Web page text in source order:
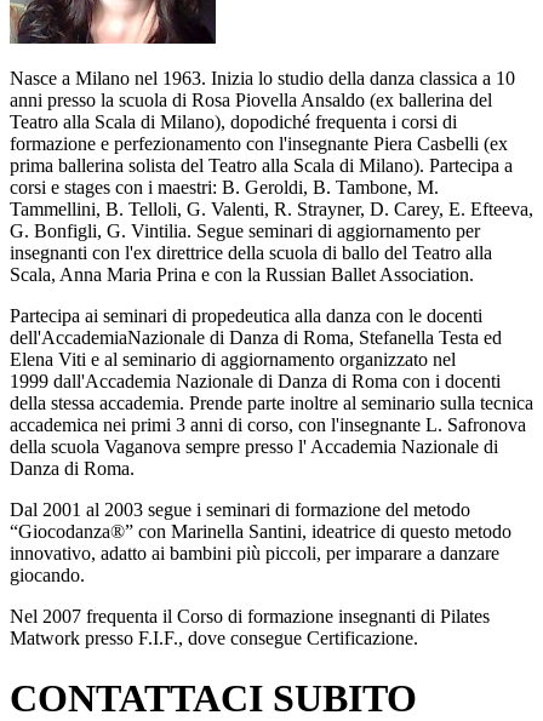
Nasce a Milano nel 1963. Inizia lo studio della danza classica a 10
anni presso la scuola di Rosa Piovella Ansaldo (ex ballerina del
Teatro alla Scala di Milano), dopodiché frequenta i corsi di
formazione e perfezionamento con l'insegnante Piera Casbelli (ex
prima ballerina solista del Teatro alla Scala di Milano). Partecipa a
corsi e stages con i maestri: B. Geroldi, B. Tambone, M.
Tammellini, B. Telloli, G. Valenti, R. Strayner, D. Carey, E. Efteeva,
G. Bonfigli, G. Vintilia. Segue seminari di aggiornamento per
insegnanti con l'ex direttrice della scuola di ballo del Teatro alla
Scala, Anna Maria Prina e con la Russian Ballet Association.
Partecipa ai seminari di propedeutica alla danza con le docenti
dell'AccademiaNazionale di Danza di Roma, Stefanella Testa ed
Elena Viti e al seminario di aggiornamento organizzato nel
1999 dall'Accademia Nazionale di Danza di Roma con i docenti
della stessa accademia. Prende parte inoltre al seminario sulla tecnica
accademica nei primi 3 anni di corso, con l'insegnante L. Safronova
della scuola Vaganova sempre presso l' Accademia Nazionale di
Danza di Roma.
Dal 2001 al 2003 segue i seminari di formazione del metodo
“Giocodanza®” con Marinella Santini, ideatrice di questo metodo
innovativo, adatto ai bambini più piccoli, per imparare a danzare
giocando.
Nel 2007 frequenta il Corso di formazione insegnanti di Pilates
Matwork presso F.I.F., dove consegue Certificazione.
CONTATTACI SUBITO